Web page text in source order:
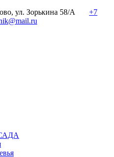
ул. Зорькина 58/А
+7